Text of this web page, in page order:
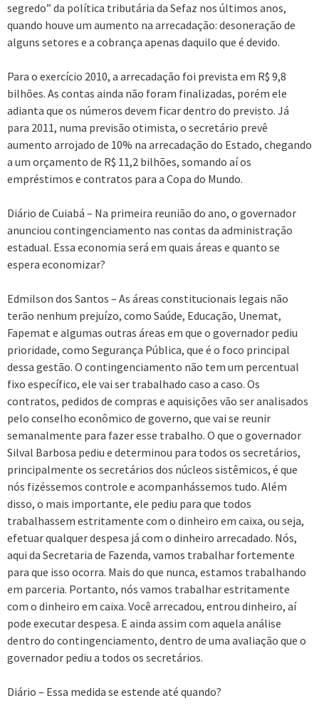
segredo” da política tributária da Sefaz nos últimos anos,
quando houve um aumento na arrecadação: desoneração de
alguns setores e a cobrança apenas daquilo que é devido.
Para o exercício 2010, a arrecadação foi prevista em R$ 9,8
bilhões. As contas ainda não foram finalizadas, porém ele
adianta que os números devem ficar dentro do previsto. Já
para 2011, numa previsão otimista, o secretário prevê
aumento arrojado de 10% na arrecadação do Estado, chegando
a um orçamento de R$ 11,2 bilhões, somando aí os
empréstimos e contratos para a Copa do Mundo.
Diário de Cuiabá – Na primeira reunião do ano, o governador
anunciou contingenciamento nas contas da administração
estadual. Essa economia será em quais áreas e quanto se
espera economizar?
Edmilson dos Santos – As áreas constitucionais legais não
terão nenhum prejuízo, como Saúde, Educação, Unemat,
Fapemat e algumas outras áreas em que o governador pediu
prioridade, como Segurança Pública, que é o foco principal
dessa gestão. O contingenciamento não tem um percentual
fixo específico, ele vai ser trabalhado caso a caso. Os
contratos, pedidos de compras e aquisições vão ser analisados
pelo conselho econômico de governo, que vai se reunir
semanalmente para fazer esse trabalho. O que o governador
Silval Barbosa pediu e determinou para todos os secretários,
principalmente os secretários dos núcleos sistêmicos, é que
nós fizéssemos controle e acompanhássemos tudo. Além
disso, o mais importante, ele pediu para que todos
trabalhassem estritamente com o dinheiro em caixa, ou seja,
efetuar qualquer despesa já com o dinheiro arrecadado. Nós,
aqui da Secretaria de Fazenda, vamos trabalhar fortemente
para que isso ocorra. Mais do que nunca, estamos trabalhando
em parceria. Portanto, nós vamos trabalhar estritamente
com o dinheiro em caixa. Você arrecadou, entrou dinheiro, aí
pode executar despesa. E ainda assim com aquela análise
dentro do contingenciamento, dentro de uma avaliação que o
governador pediu a todos os secretários.
Diário – Essa medida se estende até quando?